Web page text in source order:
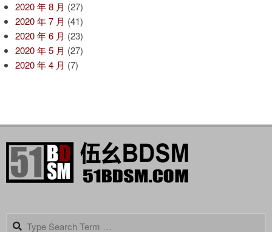
2020 年 8 月 (27)
2020 年 7 月 (41)
2020 年 6 月 (23)
2020 年 5 月 (27)
2020 年 4 月 (7)
Search